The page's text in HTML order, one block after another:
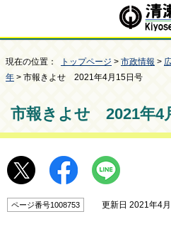
現在の位置： トップページ > 市政情報 >
年 > 市報きよせ 2021年4月15日号
市報きよせ 2021年4
ページ番号1008753 更新日 2021年4月